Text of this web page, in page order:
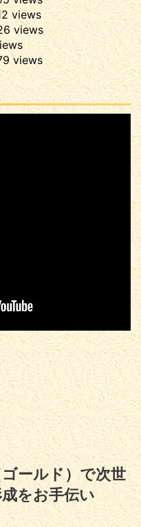
views
views
views
ールド）で次世
をお手伝い